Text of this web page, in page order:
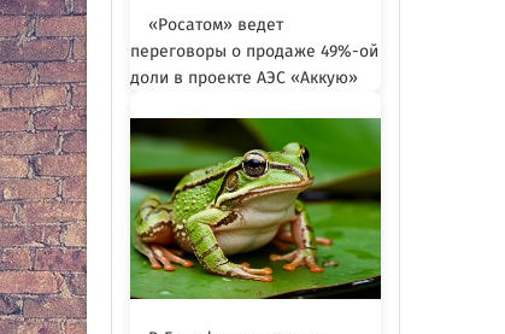
«Росатом» ведет
переговоры о продаже 49%-ой
доли в проекте АЭС «Аккую»